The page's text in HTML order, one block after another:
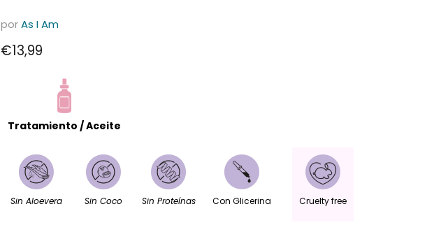
porAs I Am
Precio actual
€13,99
Tratamiento / Aceite
Sin Aloevera Sin Coco Sin Proteínas Con Glicerina Cruelty free